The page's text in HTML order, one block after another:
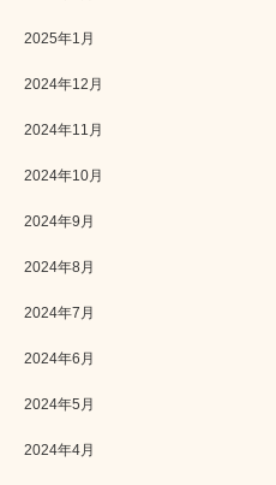
2025年1月
2024年12月
2024年11月
2024年10月
2024年9月
2024年8月
2024年7月
2024年6月
2024年5月
2024年4月